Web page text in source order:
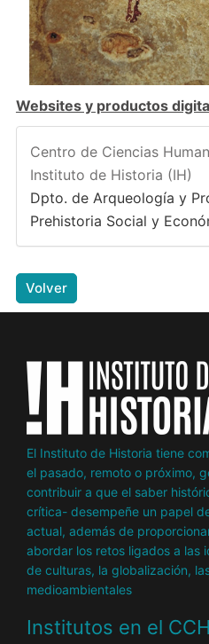
Websites y productos
Centro de Ciencias
Instituto de Historia (IH)
Dpto. de Arqueología y
Prehistoria Social y
Volver
El Instituto de Historia tiene
el pasado, remoto o próximo,
contribuir a que el saber
crítica- desempeñe un papel
actual, además de
abordar los retos ligados a las
de culturas, la globalización,
medioambientales
Institutos en el